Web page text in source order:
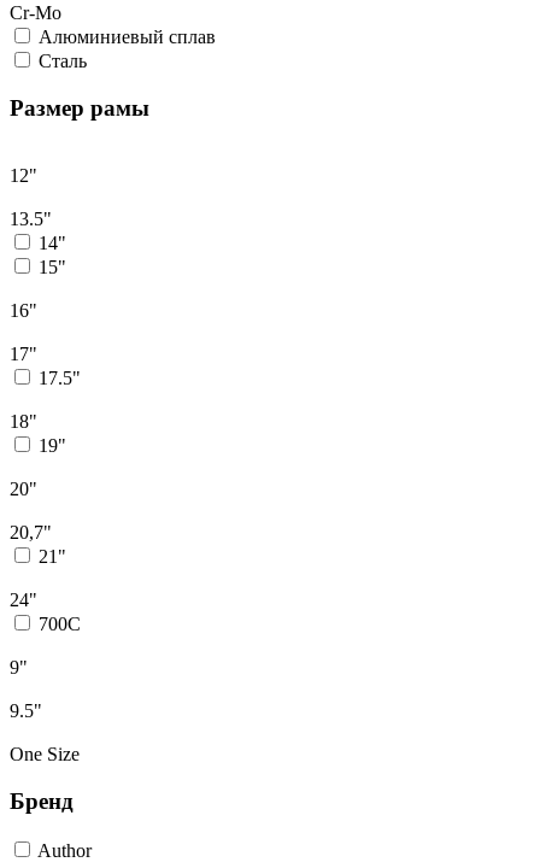
Cr-Mo
Алюминиевый сплав
Сталь
Размер рамы
12"
13.5"
14"
15"
16"
17"
17.5"
18"
19"
20"
20,7"
21"
24"
700С
9"
9.5"
One Size
Бренд
Author